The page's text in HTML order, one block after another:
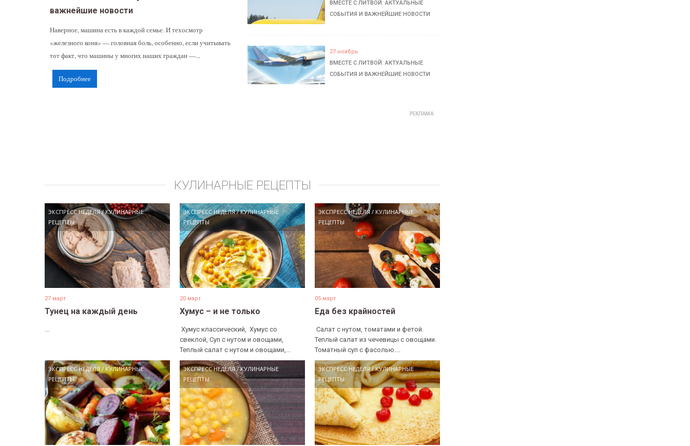
важнейшие новости
Наверное, машина есть в каждой семье. И техосмотр
«железного коня» — головная боль, особенно, если учитывать
тот факт, что машины у многих наших граждан —...
Подробнее
ВМЕСТЕ С ЛИТВОЙ: АКТУАЛЬНЫЕ
СОБЫТИЯ И ВАЖНЕЙШИЕ НОВОСТИ
27 ноябрь
ВМЕСТЕ С ЛИТВОЙ: АКТУАЛЬНЫЕ
СОБЫТИЯ И ВАЖНЕЙШИЕ НОВОСТИ
КУЛИНАРНЫЕ РЕЦЕПТЫ
ЭКСПРЕСС НЕДЕЛЯ/КУЛИНАРНЫЕ
РЕЦЕПТЫ
27 март
Тунец на каждый день
ЭКСПРЕСС НЕДЕЛЯ/КУЛИНАРНЫЕ
РЕЦЕПТЫ
20 март
Хумус – и не только
​ Хумус классический, ​ Хумус со
свеклой, Суп с нутом и овощами, ​
Теплый салат с нутом и овощами,...
ЭКСПРЕСС НЕДЕЛЯ/ КУЛИНАРНЫЕ
РЕЦЕПТЫ
05 март
Еда без крайностей
​ Салат с нутом, томатами и фетой. ​
Теплый салат из чечевицы с овощами. ​
Томатный суп с фасолью....
ЭКСПРЕСС НЕДЕЛЯ/КУЛИНАРНЫЕ
РЕЦЕПТЫ
ЭКСПРЕСС НЕДЕЛЯ/КУЛИНАРНЫЕ
РЕЦЕПТЫ
ЭКСПРЕСС НЕДЕЛЯ/КУЛИНАРНЫЕ
РЕЦЕПТЫ